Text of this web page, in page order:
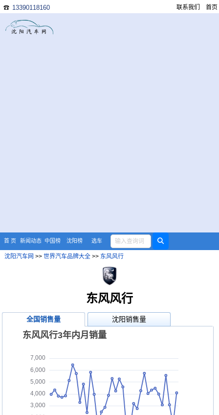
☎ 13390118160 首页
联系我们
首 页 新闻动态 中国榜 沈阳榜 选车
沈阳汽车网 >> 世界汽车品牌大全>> 东风风行
东风风行
全国销售量 沈阳销售量